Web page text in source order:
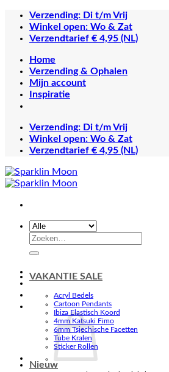
naar
inhoud
Verzending: Di t/m Vrij
Winkel open: Wo & Zat
Verzendtarief € 4,95 (NL)
Home
Verzending & Ophalen
Mijn account
Inspiratie
Verzending: Di t/m Vrij
Winkel open: Wo & Zat
Verzendtarief € 4,95 (NL)
Zoeken
VAKANTIE SALE
Acryl Bedels
Cartoon Pendants
Ibiza Elastisch Koord
4mm Katsuki Fimo
6mm Tsjechische Facetten
Tube Kralen
Sticker Rollen
Nieuw